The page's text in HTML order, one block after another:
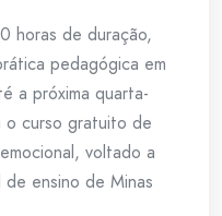
horas de duração,
pedagógica em
a próxima quarta-
curso gratuito de
voltado a
ensino de Minas